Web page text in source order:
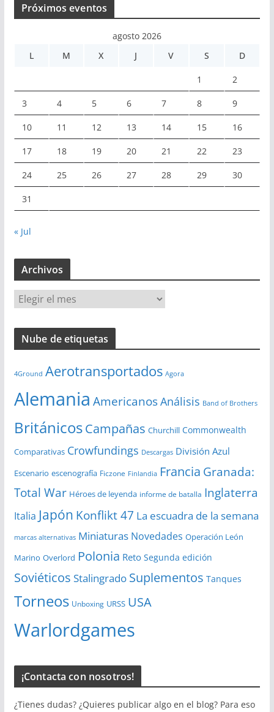
Próximos eventos
agosto 2026
L
M X J V S D
1 2
3 4 5 6 7 8 9
10 11 12 13 14 15 16
17 18 19 20 21 22 23
24 25 26 27 28 29 30
31
« Jul
Archivos
c
v
s
Nube de etiquetas
4Ground Aerotransportados Agora
Alemania AmericanosAnálisis Band of Brothers
BritánicosCampañas Churchill Commonwealth
Comparativas Crowfundings Descargas División Azul
Escenario escenografía Ficzone Finlandia Francia Granada:
Total War Héroes de leyenda informe de batalla Inglaterra
Italia Japón Konflikt 47 La escuadra de la semana
marcas alternativas Miniaturas Novedades Operación León
Marino Overlord Polonia Reto Segunda edición
Soviéticos Stalingrado Suplementos Tanques
Torneos Unboxing URSS USA
Warlordgames
¡Contacta con nosotros!
¿Tienes dudas? ¿Quieres publicar algo en el blog? Para eso